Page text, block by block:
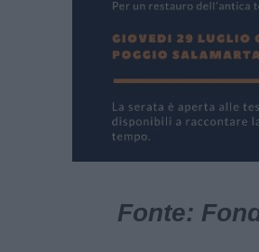
Fonte: